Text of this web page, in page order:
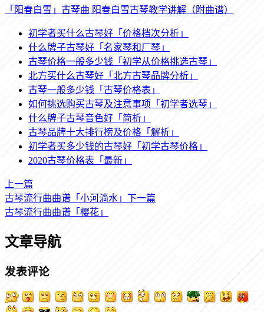
「阳春白雪」古琴曲 阳春白雪古琴教学讲解（附曲谱）
初学者买什么古琴好「价格档次分析」
什么牌子古琴好「名家琴和厂琴」
古琴价格一般多少钱「初学从价格挑选古琴」
北方买什么古琴好「北方古琴品牌分析」
古琴一般多少钱「古琴价格表」
如何挑选购买古琴及注意事项「初学者选琴」
什么牌子古琴音色好「简析」
古琴品牌十大排行榜及价格「解析」
初学者买多少钱的古琴好「初学古琴价格」
2020古琴价格表「最新」
上一篇
古琴流行曲曲谱「小河淌水」 下一篇
古琴流行曲曲谱「樱花」
文章导航
发表评论